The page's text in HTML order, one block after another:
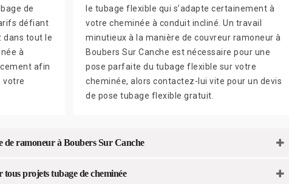
de
défiant
dans tout le
à
afin
votre
le tubage flexible qui s’adapte certainement à
votre cheminée à conduit incliné. Un travail
minutieux à la manière de couvreur ramoneur à
Boubers Sur Canche est nécessaire pour une
pose parfaite du tubage flexible sur votre
cheminée, alors contactez-lui vite pour un devis
de pose tubage flexible gratuit.
de ramoneur à Boubers Sur Canche
projets tubage de cheminée